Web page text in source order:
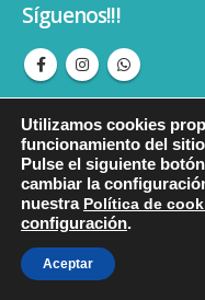
Síguenos!!!
© copyright
reservados.
Utilizamos cookies
funcionamiento del
Pulse el siguiente
cambiar la
nuestra Política de
configuración.
Aceptar